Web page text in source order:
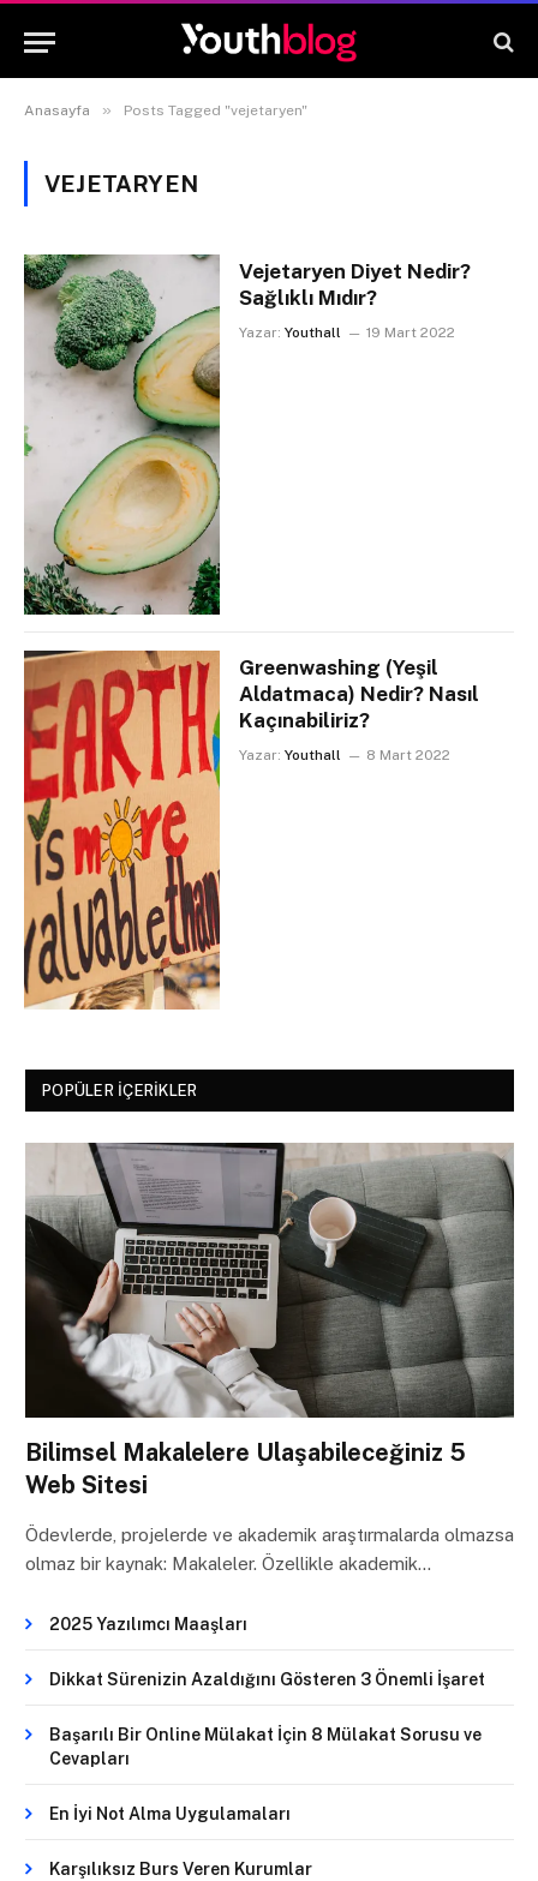
Anasayfa » Posts Tagged "vejetaryen"
VEJETARYEN
Vejetaryen Diyet Nedir?
Sağlıklı Mıdır?
Yazar: Youthall 19 Mart 2022
Greenwashing (Yeşil
Aldatmaca) Nedir? Nasıl
Kaçınabiliriz?
Yazar: Youthall 8 Mart 2022
POPÜLER İÇERIKLER
Bilimsel Makalelere Ulaşabileceğiniz 5
Web Sitesi
Ödevlerde, projelerde ve akademik araştırmalarda olmazsa
olmaz bir kaynak: Makaleler. Özellikle akademik…
2025 Yazılımcı Maaşları
Dikkat Sürenizin Azaldığını Gösteren 3 Önemli İşaret
Başarılı Bir Online Mülakat İçin 8 Mülakat Sorusu ve
Cevapları
En İyi Not Alma Uygulamaları
Karşılıksız Burs Veren Kurumlar